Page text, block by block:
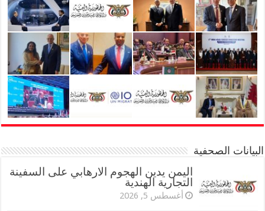
البيانات الصحفية
اليمن يدين الهجوم الارهابي على السفينة
التجارية الهندية
أغسطس 5, 2026